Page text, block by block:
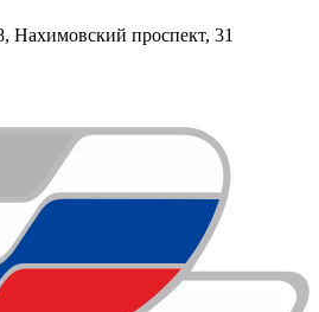
Нахимовский проспект, 31